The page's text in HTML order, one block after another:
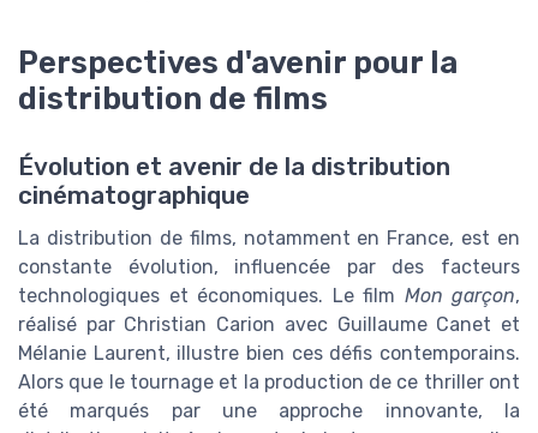
Perspectives d'avenir pour la
distribution de films
Évolution et avenir de la distribution
cinématographique
La distribution de films, notamment en France, est en
constante évolution, influencée par des facteurs
technologiques et économiques. Le film Mon garçon,
réalisé par Christian Carion avec Guillaume Canet et
Mélanie Laurent, illustre bien ces défis contemporains.
Alors que le tournage et la production de ce thriller ont
été marqués par une approche innovante, la